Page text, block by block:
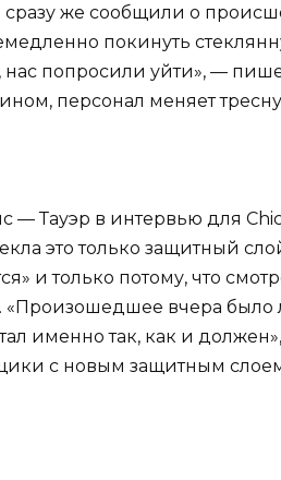
сразу же сообщили о
покинуть
нас попросили уйти», —
персонал меняет
— Тауэр в интервью для
это только защитный
и только потому, что
«Произошедшее вчера
именно так, как и
с новым защитным